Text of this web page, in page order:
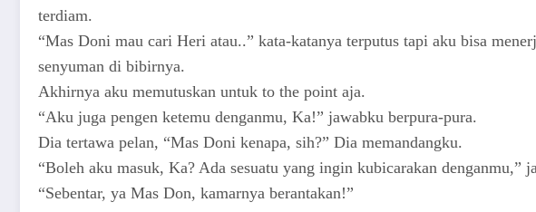
terdiam.
“Mas Doni mau cari Heri atau..” kata-katanya terputus tapi aku bisa
senyuman di bibirnya.
Akhirnya aku memutuskan untuk to the point aja.
“Aku juga pengen ketemu denganmu, Ka!” jawabku berpura-pura.
Dia tertawa pelan, “Mas Doni kenapa, sih?” Dia memandangku.
“Boleh aku masuk, Ka? Ada sesuatu yang ingin kubicarakan denganmu,”
“Sebentar, ya Mas Don, kamarnya berantakan!”